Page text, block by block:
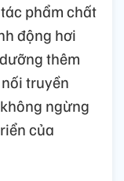
phẩm chất
động hơi
thêm
truyền
ngừng
của